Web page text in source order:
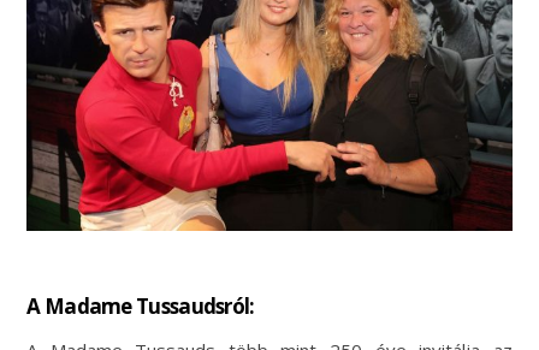
A Madame Tussaudsról: